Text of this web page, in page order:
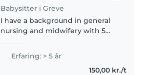
Babysitter i Greve
I have a background in general
nursing and midwifery with 5
large-scale hospital in India. I can
give first aid and handle medical
Erfaring: > 5 år
150,00 kr./t